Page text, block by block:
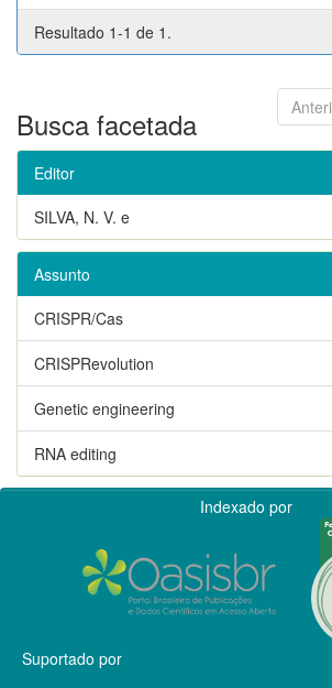
Resultado 1-1 de 1.
Busca facetada
Editor
SILVA, N. V. e
Assunto
CRISPR/Cas
CRISPRevolution
Genetic engineering
RNA editing
Indexado por
Suportado por